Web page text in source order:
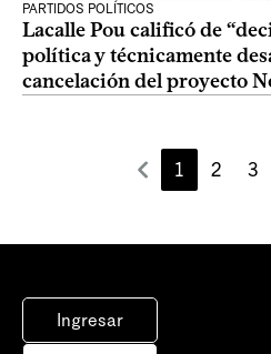
PARTIDOS POLÍTICOS
Lacalle Pou calificó de
política y técnicamente
cancelación del proyecto
1 2 3
Ingresar